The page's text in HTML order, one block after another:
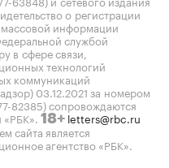
о регистрации
массовой информации
службой
в сфере связи,
технологий
коммуникаций
03.12.2021 за номером
82385) сопровождаются
«РБК». 18+ letters@rbc.ru
сайта является
агентство «РБК».